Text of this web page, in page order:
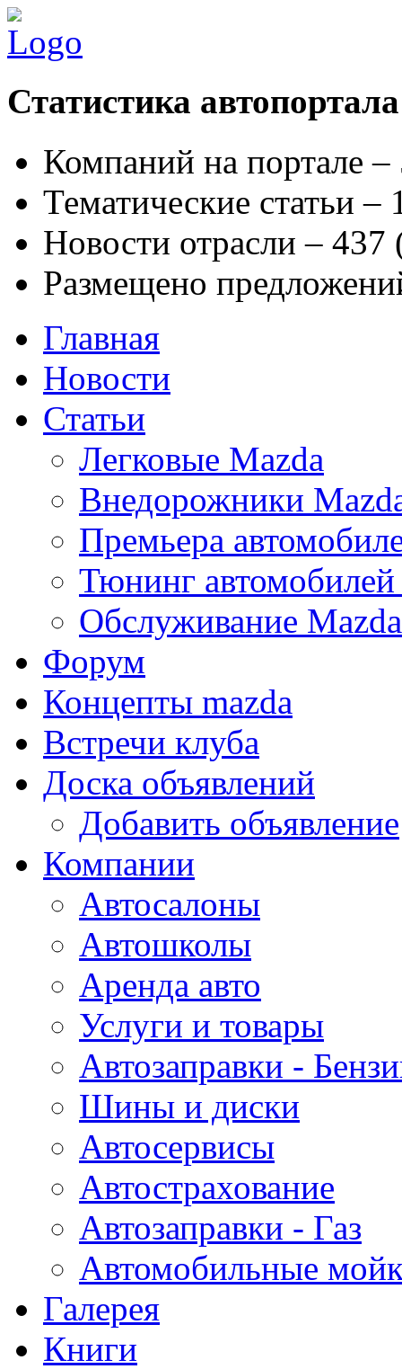
Статистика автопортала
Компаний на портале
Тематические статьи –
Новости отрасли – 437
Размещено
Главная
Новости
Статьи
Легковые Mazda
Внедорожники
Премьера
Тюнинг
Обслуживание Mazda
Форум
Концепты mazda
Встречи клуба
Доска объявлений
Добавить объявление
Компании
Автосалоны
Автошколы
Аренда авто
Услуги и товары
Автозаправки -
Шины и диски
Автосервисы
Автострахование
Автозаправки - Газ
Автомобильные
Галерея
Книги